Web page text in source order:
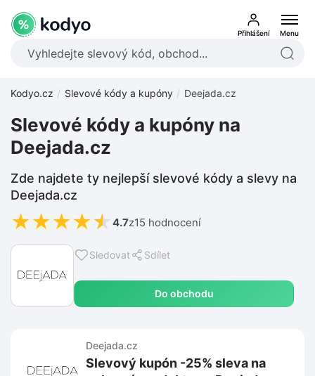
Přihlášení Menu
Kodyo.cz Slevové kódy a kupóny Deejada.cz
Sledovat Sdílet
Do obchodu
Slevové kódy a kupóny na
Deejada.cz
Zde najdete ty nejlepší slevové kódy a slevy na
Deejada.cz
★★★★★ 4.7z15 hodnocení
Deejada.cz
Slevový kupón -25% sleva na